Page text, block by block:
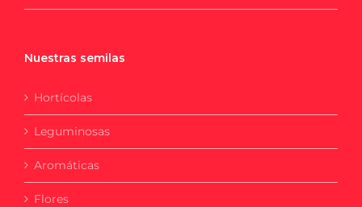
Nuestras semilas
Hortícolas
Leguminosas
Aromáticas
Flores